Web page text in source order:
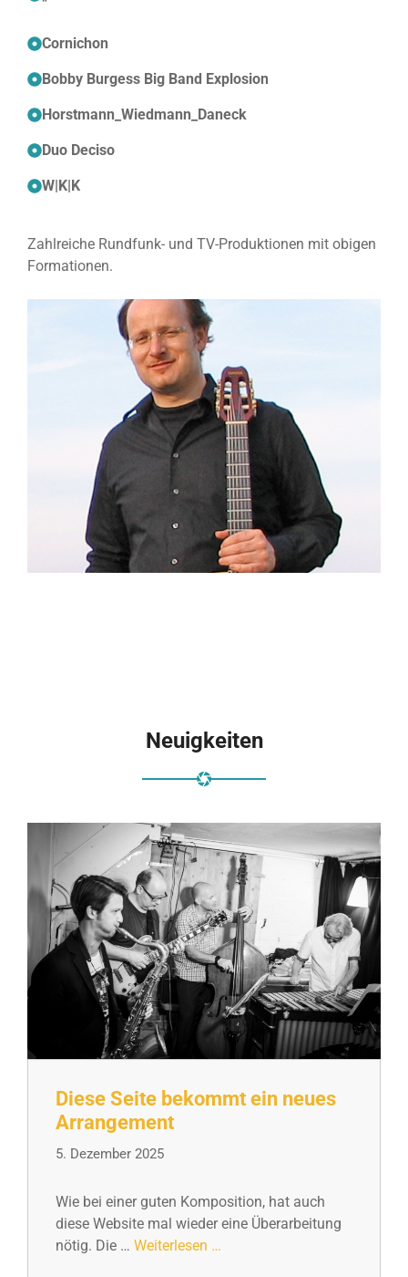
Cornichon
Bobby Burgess Big Band Explosion
Horstmann_Wiedmann_Daneck
Duo Deciso
W|K|K
Zahlreiche Rundfunk- und TV-Produktionen mit obigen
Formationen.
Neuigkeiten
Diese Seite bekommt ein neues
Arrangement
5. Dezember 2025
Wie bei einer guten Komposition, hat auch
diese Website mal wieder eine Überarbeitung
nötig. Die … Weiterlesen …